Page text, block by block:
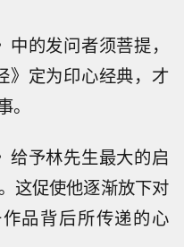
的发问者须菩提，
》定为印心经典，才
给予林先生最大的启
这促使他逐渐放下对
品背后所传递的心